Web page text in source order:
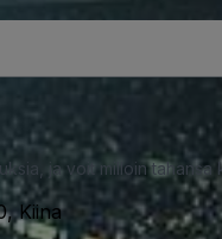
ja voit milloin tahansa
Kiina